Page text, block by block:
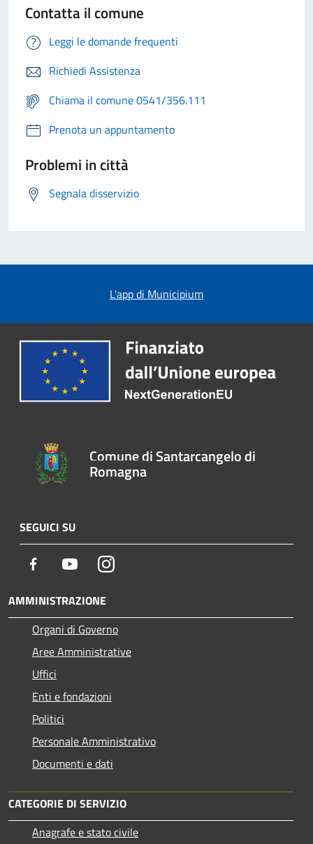
Contatta il comune
Leggi le domande frequenti
Richiedi Assistenza
Chiama il comune 0541/356.111
Prenota un appuntamento
Problemi in città
Segnala disservizio
L'app di Municipium
Comune di Santarcangelo di
Romagna
SEGUICI SU
Facebook YoutubeInstagram
AMMINISTRAZIONE
Organi di Governo
Aree Amministrative
Uffici
Enti e fondazioni
Politici
Personale Amministrativo
Documenti e dati
CATEGORIE DI SERVIZIO
Anagrafe e stato civile